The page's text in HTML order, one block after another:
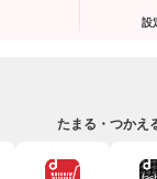
設
たまる・つかえ